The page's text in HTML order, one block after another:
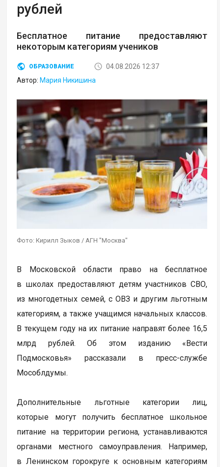
рублей
Бесплатное питание предоставляют
некоторым категориям учеников
ОБРАЗОВАНИЕ
04.08.2026 12:37
Автор: Мария Никишина
Фото: Кирилл Зыков / АГН "Москва"
В Московской области право на бесплатное
в школах предоставляют детям участников СВО,
из многодетных семей, с ОВЗ и другим льготным
категориям, а также учащимся начальных классов.
В текущем году на их питание направят более 16,5
млрд рублей. Об этом изданию «Вести
Подмосковья» рассказали в пресс-службе
Мособлдумы.
Дополнительные льготные категории лиц,
которые могут получить бесплатное школьное
питание на территории региона, устанавливаются
органами местного самоуправления. Например,
в Ленинском горокруге к основным категориям